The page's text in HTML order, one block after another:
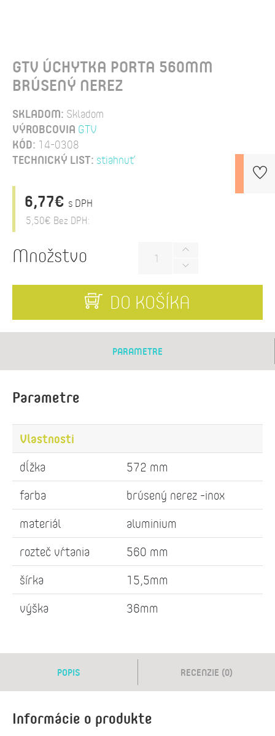
GTV ÚCHYTKA PORTA 560MM
BRÚSENÝ NEREZ
SKLADOM: Skladom
VÝROBCOVIA GTV
KÓD: 14-0308
TECHNICKÝ LIST: stiahnuť
6,77€ s DPH
5,50€ Bez DPH:
Množstvo
DO KOŠÍKA
PARAMETRE
Parametre
Vlastnosti
dĺžka
572 mm
farba
brúsený nerez -inox
materiál
aluminium
rozteč vŕtania
560 mm
šírka
15,5mm
výška
36mm
POPIS RECENZIE (0)
Informácie o produkte